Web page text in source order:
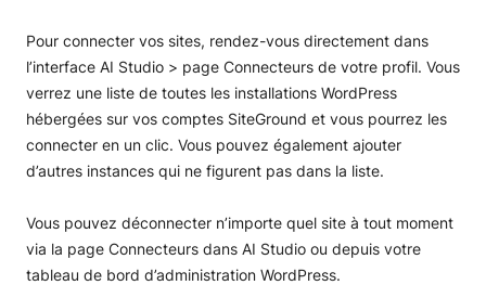
Pour connecter vos sites, rendez-vous directement dans
l’interface AI Studio > page Connecteurs de votre profil. Vous
verrez une liste de toutes les installations WordPress
hébergées sur vos comptes SiteGround et vous pourrez les
connecter en un clic. Vous pouvez également ajouter
d’autres instances qui ne figurent pas dans la liste.
Vous pouvez déconnecter n’importe quel site à tout moment
via la page Connecteurs dans AI Studio ou depuis votre
tableau de bord d’administration WordPress.